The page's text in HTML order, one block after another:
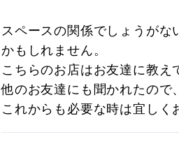
スペースの関係でしょうが
かもしれません。
こちらのお店はお友達に教え
他のお友達にも聞かれたので
これからも必要な時は宜しく